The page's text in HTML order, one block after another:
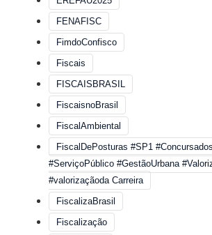
FENAFISC
FimdoConfisco
Fiscais
FISCAISBRASIL
FiscaisnoBrasil
FiscalAmbiental
FiscalDePosturas #SP1 #Concursados
#ServiçoPúblico #GestãoUrbana
#valorizaçãoda Carreira
FiscalizaBrasil
Fiscalização